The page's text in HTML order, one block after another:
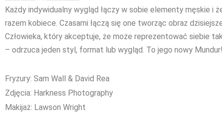
Każdy indywidualny wygląd łączy w sobie elementy męskie i
razem kobiece. Czasami łączą się one tworząc obraz
Człowieka, który akceptuje, że może reprezentować siebie
– odrzuca jeden styl, format lub wygląd. To jego nowy
Fryzury: Sam Wall & David Rea
Zdjęcia: Harkness Photography
Makijaż: Lawson Wright